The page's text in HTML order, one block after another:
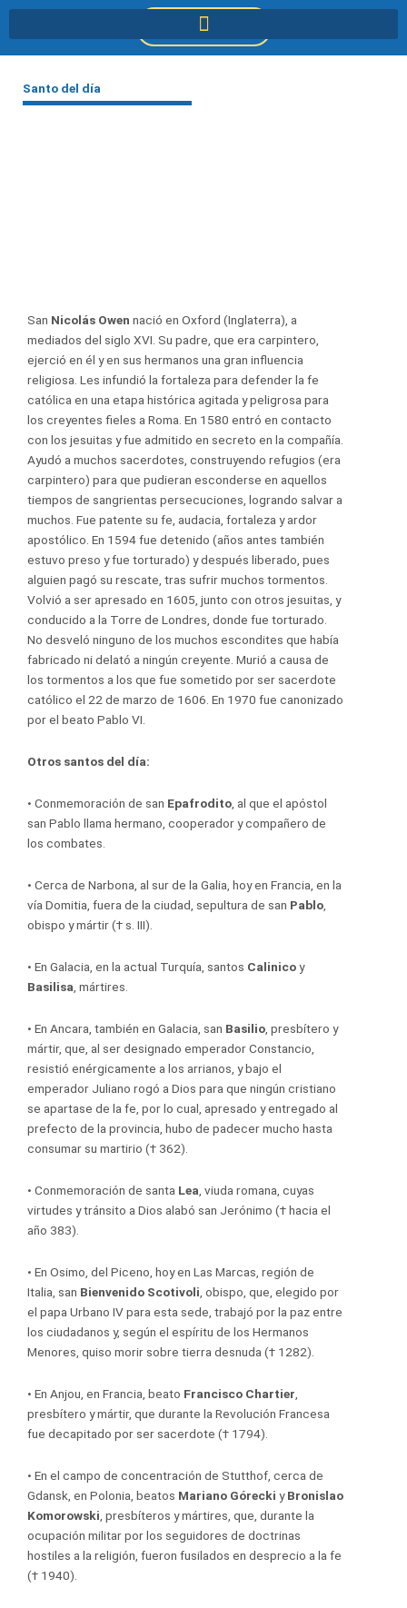
DONACIONES
Santo del día
San Nicolás Owen nació en Oxford (Inglaterra), a
mediados del siglo XVI. Su padre, que era carpintero,
ejerció en él y en sus hermanos una gran influencia
religiosa. Les infundió la fortaleza para defender la fe
católica en una etapa histórica agitada y peligrosa para
los creyentes fieles a Roma. En 1580 entró en contacto
con los jesuitas y fue admitido en secreto en la compañía.
Ayudó a muchos sacerdotes, construyendo refugios (era
carpintero) para que pudieran esconderse en aquellos
tiempos de sangrientas persecuciones, logrando salvar a
muchos. Fue patente su fe, audacia, fortaleza y ardor
apostólico. En 1594 fue detenido (años antes también
estuvo preso y fue torturado) y después liberado, pues
alguien pagó su rescate, tras sufrir muchos tormentos.
Volvió a ser apresado en 1605, junto con otros jesuitas, y
conducido a la Torre de Londres, donde fue torturado.
No desveló ninguno de los muchos escondites que había
fabricado ni delató a ningún creyente. Murió a causa de
los tormentos a los que fue sometido por ser sacerdote
católico el 22 de marzo de 1606. En 1970 fue canonizado
por el beato Pablo VI.
Otros santos del día:
• Conmemoración de san Epafrodito , al que el apóstol
san Pablo llama hermano, cooperador y compañero de
los combates.
• Cerca de Narbona, al sur de la Galia, hoy en Francia, en la
vía Domitia, fuera de la ciudad, sepultura de san Pablo
obispo y mártir († s. III).
• En Galacia, en la actual Turquía, santos Calinicoy
Basilisa , mártires.
• En Ancara, también en Galacia, san Basilio , presbítero y
mártir, que, al ser designado emperador Constancio,
resistió enérgicamente a los arrianos, y bajo el
emperador Juliano rogó a Dios para que ningún cristiano
se apartase de la fe, por lo cual, apresado y entregado al
prefecto de la provincia, hubo de padecer mucho hasta
consumar su martirio († 362).
• Conmemoración de santa Lea , viuda romana, cuyas
virtudes y tránsito a Dios alabó san Jerónimo († hacia el
año 383).
• En Osimo, del Piceno, hoy en Las Marcas, región de
Italia, san Bienvenido Scotivoli , obispo, que, elegido por
el papa Urbano IV para esta sede, trabajó por la paz entre
los ciudadanos y, según el espíritu de los Hermanos
Menores, quiso morir sobre tierra desnuda († 1282).
• En Anjou, en Francia, beato Francisco Chartier
presbítero y mártir, que durante la Revolución Francesa
fue decapitado por ser sacerdote († 1794).
• En el campo de concentración de Stutthof, cerca de
Gdansk, en Polonia, beatos Mariano Górecki yBronislao
Komorowski , presbíteros y mártires, que, durante la
ocupación militar por los seguidores de doctrinas
hostiles a la religión, fueron fusilados en desprecio a la fe
(† 1940).